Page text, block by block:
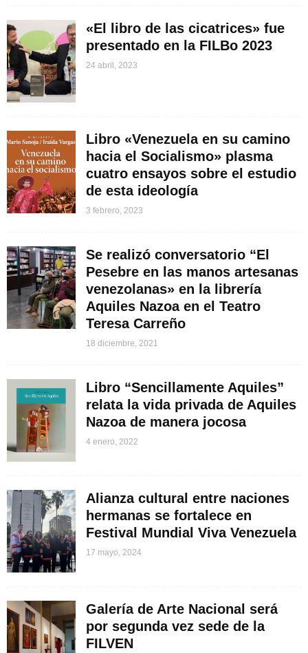
«El libro de las cicatrices» fue
presentado en la FILBo 2023
24 abril, 2023
Libro «Venezuela en su camino
hacia el Socialismo» plasma
cuatro ensayos sobre el estudio
de esta ideología
3 febrero, 2023
Se realizó conversatorio “El
Pesebre en las manos artesanas
venezolanas» en la librería
Aquiles Nazoa en el Teatro
Teresa Carreño
18 diciembre, 2021
Libro “Sencillamente Aquiles”
relata la vida privada de Aquiles
Nazoa de manera jocosa
4 enero, 2022
Alianza cultural entre naciones
hermanas se fortalece en
Festival Mundial Viva Venezuela
17 mayo, 2024
Galería de Arte Nacional será
por segunda vez sede de la
FILVEN